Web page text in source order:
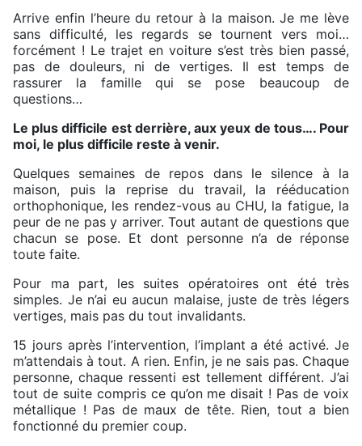
Arrive enfin l’heure du retour à la maison. Je me lève
sans difficulté, les regards se tournent vers moi…
forcément ! Le trajet en voiture s’est très bien passé,
pas de douleurs, ni de vertiges. Il est temps de
rassurer la famille qui se pose beaucoup de
questions…
Le plus difficile est derrière, aux yeux de tous…. Pour
moi, le plus difficile reste à venir.
Quelques semaines de repos dans le silence à la
maison, puis la reprise du travail, la rééducation
orthophonique, les rendez-vous au CHU, la fatigue, la
peur de ne pas y arriver. Tout autant de questions que
chacun se pose. Et dont personne n’a de réponse
toute faite.
Pour ma part, les suites opératoires ont été très
simples. Je n’ai eu aucun malaise, juste de très légers
vertiges, mais pas du tout invalidants.
15 jours après l’intervention, l’implant a été activé. Je
m’attendais à tout. A rien. Enfin, je ne sais pas. Chaque
personne, chaque ressenti est tellement différent. J’ai
tout de suite compris ce qu’on me disait ! Pas de voix
métallique ! Pas de maux de tête. Rien, tout a bien
fonctionné du premier coup.